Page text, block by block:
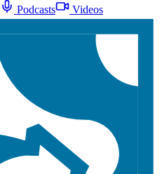
Podcasts Videos